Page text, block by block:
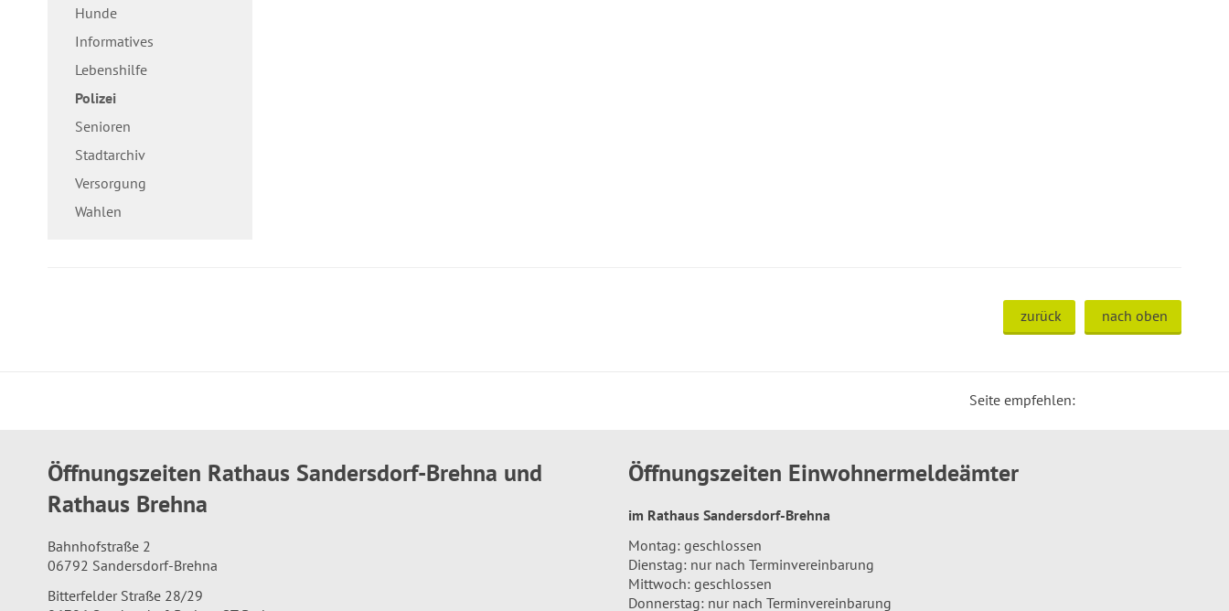
Hunde
Informatives
Lebenshilfe
Polizei
Senioren
Stadtarchiv
Versorgung
Wahlen
zurück nach oben
Seite empfehlen:
Öffnungszeiten Rathaus Sandersdorf-Brehna und
Rathaus Brehna
Bahnhofstraße 2
06792 Sandersdorf-Brehna
Bitterfelder Straße 28/29
Öffnungszeiten Einwohnermeldeämter
im Rathaus Sandersdorf-Brehna
Montag: geschlossen
Dienstag: nur nach Terminvereinbarung
Mittwoch: geschlossen
Donnerstag: nur nach Terminvereinbarung